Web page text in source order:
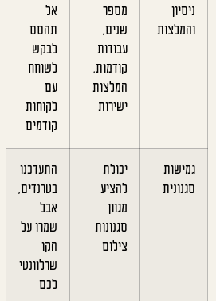
ניסיון
והמלצות
מספר
שנים,
עבודות
קודמות,
המלצות
ישירות
אל
תהסס
לבקש
לשוחח
עם
לקוחות
קודמים
גמישות
סגנונית
יכולת
להציע
מגוון
סגנונות
צילום
התעדכנו
בטרנדים,
אבל
שמרו על
הקו
שרלוונטי
לכם